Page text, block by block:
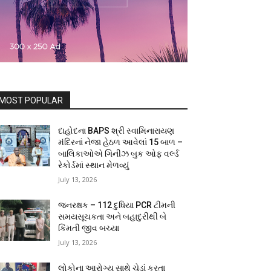
POPULAR
દાહોદના BAPS શ્રી સ્વામિનારાયણ
મંદિરનાં નેજા હેઠળ આવેલાં 15 બાળ –
બાલિકાઓએ ગિનીઝ બુક ઓફ વર્લ્ડ
રેકોર્ડમાં સ્થાન મેળવ્યું
July 13, 2026
જનરક્ષક – 112 દુધિયા PCR ટીમની
સમયસૂચકતા અને બહાદુરીથી બે
કિંમતી જીવ બચ્યા
July 13, 2026
લોકોના આરોગ્ય સાથે ચેડાં કરતા